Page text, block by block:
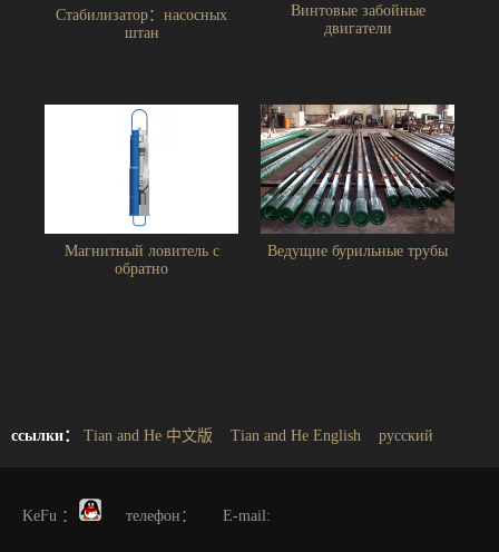
Стабилизатор：насосных
штан
Винтовые забойные
двигатели
Магнитный ловитель с
обратно
Ведущие бурильные трубы
ссылки： Tian and He 中文版 Tian and He English русский
KeFu ： телефон： E-mail: